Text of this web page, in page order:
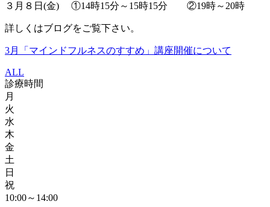
３月８日(金) ①14時15分～15時15分 ②19時～20時
詳しくはブログをご覧下さい。
3月「マインドフルネスのすすめ」講座開催について
ALL
診療時間
月
火
水
木
金
土
日
祝
10:00～14:00